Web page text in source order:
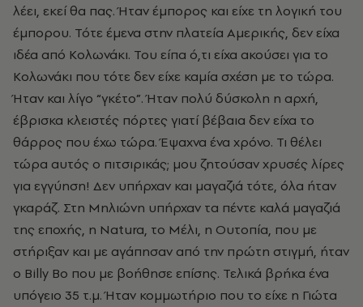
λέει, εκεί θα πας. Ήταν έμπορος και είχε τη λογική του
έμπορου. Τότε έμενα στην πλατεία Αμερικής, δεν είχα
ιδέα από Κολωνάκι. Του είπα ό,τι είχα ακούσει για το
Κολωνάκι που τότε δεν είχε καμία σχέση με το τώρα.
Ήταν και λίγο “γκέτο”. Ήταν πολύ δύσκολη η αρχή,
έβρισκα κλειστές πόρτες γιατί βέβαια δεν είχα το
θάρρος που έχω τώρα. Έψαχνα ένα χρόνο. Τι θέλει
τώρα αυτός ο πιτσιρικάς; μου ζητούσαν χρυσές λίρες
για εγγύηση! Δεν υπήρχαν και μαγαζιά τότε, όλα ήταν
γκαράζ. Στη Μηλιώνη υπήρχαν τα πέντε καλά μαγαζιά
της εποχής, η Natura, το Μέλι, η Ουτοπία, που με
στήριξαν και με αγάπησαν από την πρώτη στιγμή, ήταν
ο Billy Bo που με βοήθησε επίσης. Τελικά βρήκα ένα
υπόγειο 35 τ.μ. Ήταν κομμωτήριο που το είχε η Γιώτα